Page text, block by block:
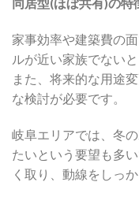
家事効率や建築費の
ルが近い家族でない
また、将来的な用途
な検討が必要です。
岐阜エリアでは、冬
たいという要望も多
く取り、動線をしっ